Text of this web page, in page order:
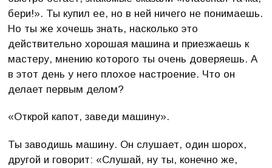
бери!». Ты купил ее, но в ней ничего не понимаешь.
Но ты же хочешь знать, насколько это
действительно хорошая машина и приезжаешь к
мастеру, мнению которого ты очень доверяешь. А
в этот день у него плохое настроение. Что он
делает первым делом?
«Открой капот, заведи машину».
Ты заводишь машину. Он слушает, один шорох,
другой и говорит: «Слушай, ну ты, конечно же,